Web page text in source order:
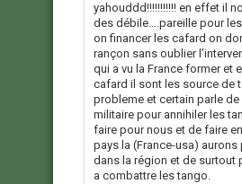
yahouddd!!!!!!!!!!! en effet il
des débile….pareille pour
on financer les cafard on
rançon sans oublier
qui a vu la France former et
cafard il sont les source de
probleme et certain parle
militaire pour annihiler les
faire pour nous et de faire
pays la (France-usa) aurons
dans la région et de surtout
a combattre les tango.